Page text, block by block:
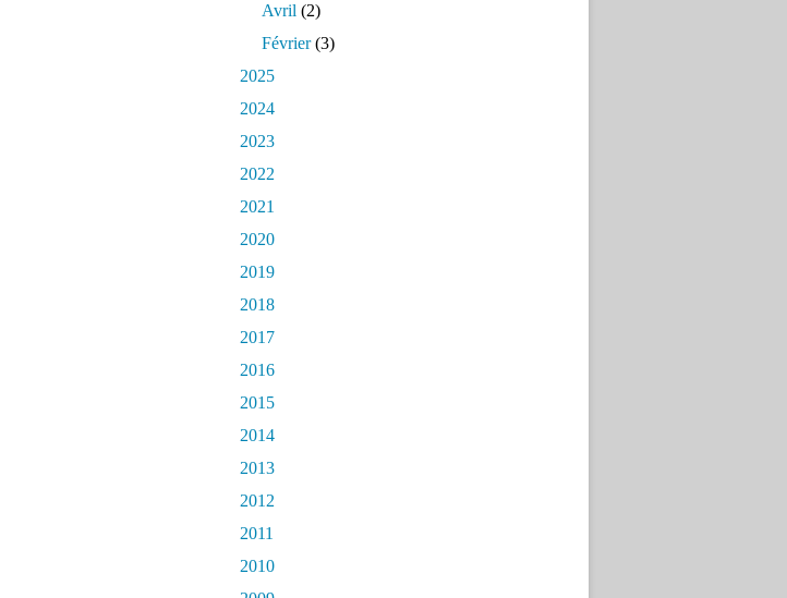
Avril (2)
Février(3)
2025
2024
2023
2022
2021
2020
2019
2018
2017
2016
2015
2014
2013
2012
2011
2010